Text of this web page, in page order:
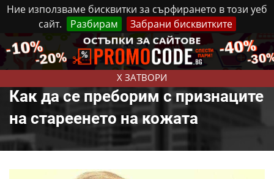
Ние използваме бисквитки за сърфирането в този уеб
сайт.
Разбирам Забрани бисквитките
X ЗАТВОРИ
Събота, 8 Август, 2026 Реклама Контакти
Как да се преборим с признаците
на стареенето на кожата